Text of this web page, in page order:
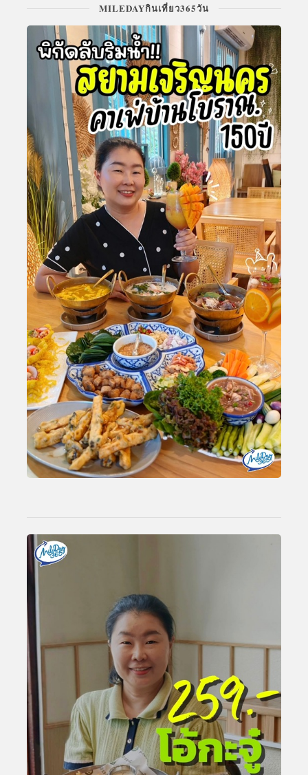
MILEDAYกินเที่ยว365วัน